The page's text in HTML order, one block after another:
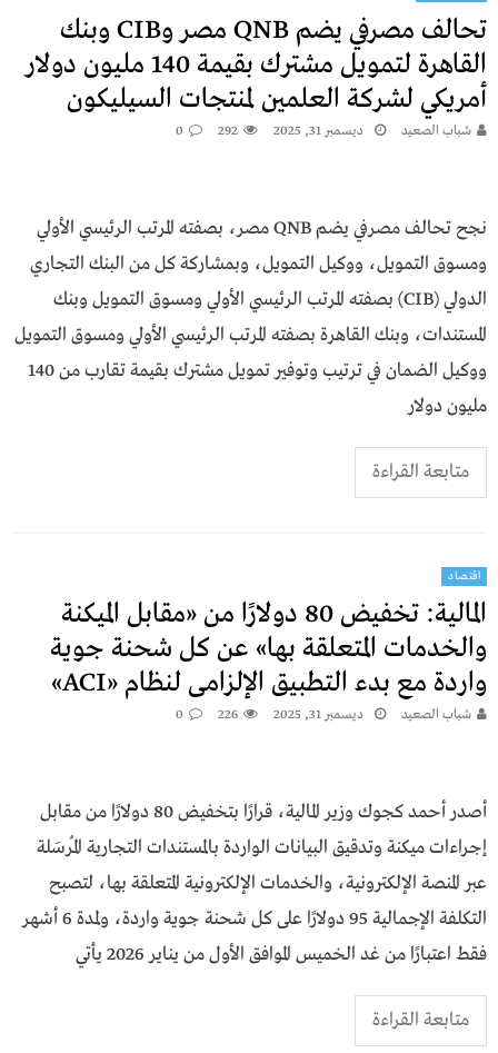
تحالف مصرفي يضم QNB مصر وCIB وبنك
القاهرة لتمويل مشترك بقيمة 140 مليون دولار
أمريكي لشركة العلمين لمنتجات السيليكون
شباب الصعيد ديسمبر 31, 2025 292
0
نجح تحالف مصرفي يضم QNB مصر، بصفته المرتب الرئيسي الأولي
ومسوق التمويل، ووكيل التمويل، وبمشاركة كل من البنك التجاري
الدولي (CIB) بصفته المرتب الرئيسي الأولي ومسوق التمويل وبنك
المستندات، وبنك القاهرة بصفته المرتب الرئيسي الأولي ومسوق التمويل
ووكيل الضمان في ترتيب وتوفير تمويل مشترك بقيمة تقارب من 140
مليون دولار
متابعة القراءة
اقتصاد
المالية: تخفيض 80 دولارًا من «مقابل الميكنة
والخدمات المتعلقة بها» عن كل شحنة جوية
واردة مع بدء التطبيق الإلزامى لنظام «ACI»
شباب الصعيد ديسمبر 31, 2025 226
0
أصدر أحمد كجوك وزير المالية، قرارًا بتخفيض 80 دولارًا من مقابل
إجراءات ميكنة وتدقيق البيانات الواردة بالمستندات التجارية المُرسَلة
عبر المنصة الإلكترونية، والخدمات الإلكترونية المتعلقة بها، لتصبح
التكلفة الإجمالية 95 دولارًا على كل شحنة جوية واردة، ولمدة 6 أشهر
فقط اعتبارًا من غد الخميس الموافق الأول من يناير 2026 يأتي
متابعة القراءة